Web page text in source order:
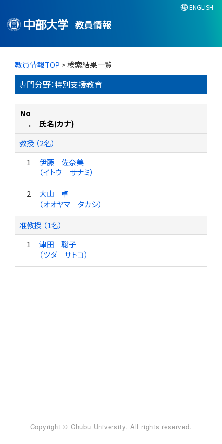
教員情報
ENGLISH
教員情報TOP > 検索結果一覧
専門分野：特別支援教育
No
.
氏名(カナ)
教授 （2名）
1
伊藤 佐奈美
（イトウ サナミ）
2
大山 卓
（オオヤマ タカシ）
准教授 （1名）
1
津田 聡子
（ツダ サトコ）
Copyright © Chubu University. All rights reserved.